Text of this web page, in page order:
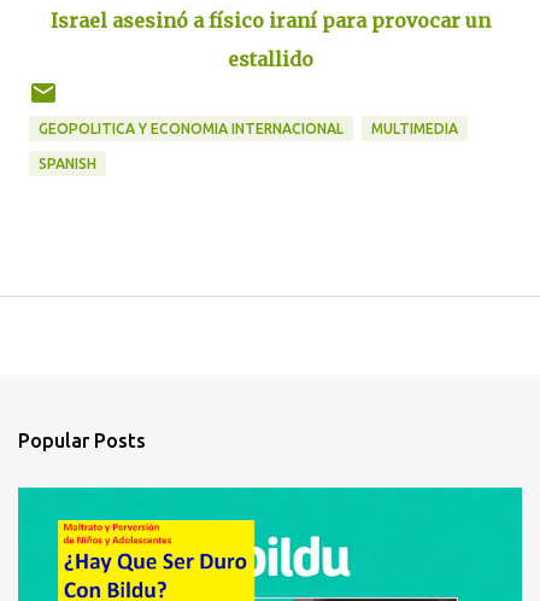
Israel asesinó a físico iraní para provocar un
estallido
GEOPOLITICA Y ECONOMIA INTERNACIONAL MULTIMEDIA
SPANISH
Popular Posts